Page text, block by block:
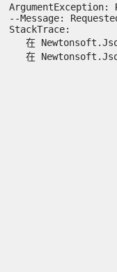
--Message:
StackTrace:
在
在